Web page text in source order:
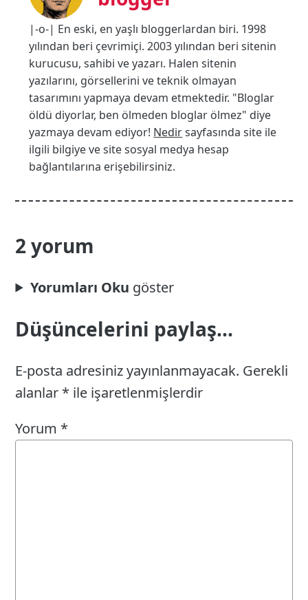
|-o-| En eski, en yaşlı bloggerlardan biri. 1998
yılından beri çevrimiçi. 2003 yılından beri sitenin
kurucusu, sahibi ve yazarı. Halen sitenin
yazılarını, görsellerini ve teknik olmayan
tasarımını yapmaya devam etmektedir. "Bloglar
öldü diyorlar, ben ölmeden bloglar ölmez" diye
yazmaya devam ediyor! Nedirsayfasında site ile
ilgili bilgiye ve site sosyal medya hesap
bağlantılarına erişebilirsiniz.
2 yorum
Yorumları Oku
Düşüncelerini paylaş...
E-posta adresiniz yayınlanmayacak. Gerekli
alanlar * ile işaretlenmişlerdir
Yorum *